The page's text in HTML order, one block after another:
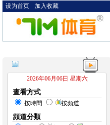
设为首页 加入收藏
2026年06月06日 星期六
查看方式
按時間 按頻道
頻道分類